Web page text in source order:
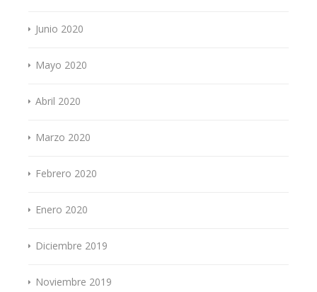
Junio 2020
Mayo 2020
Abril 2020
Marzo 2020
Febrero 2020
Enero 2020
Diciembre 2019
Noviembre 2019